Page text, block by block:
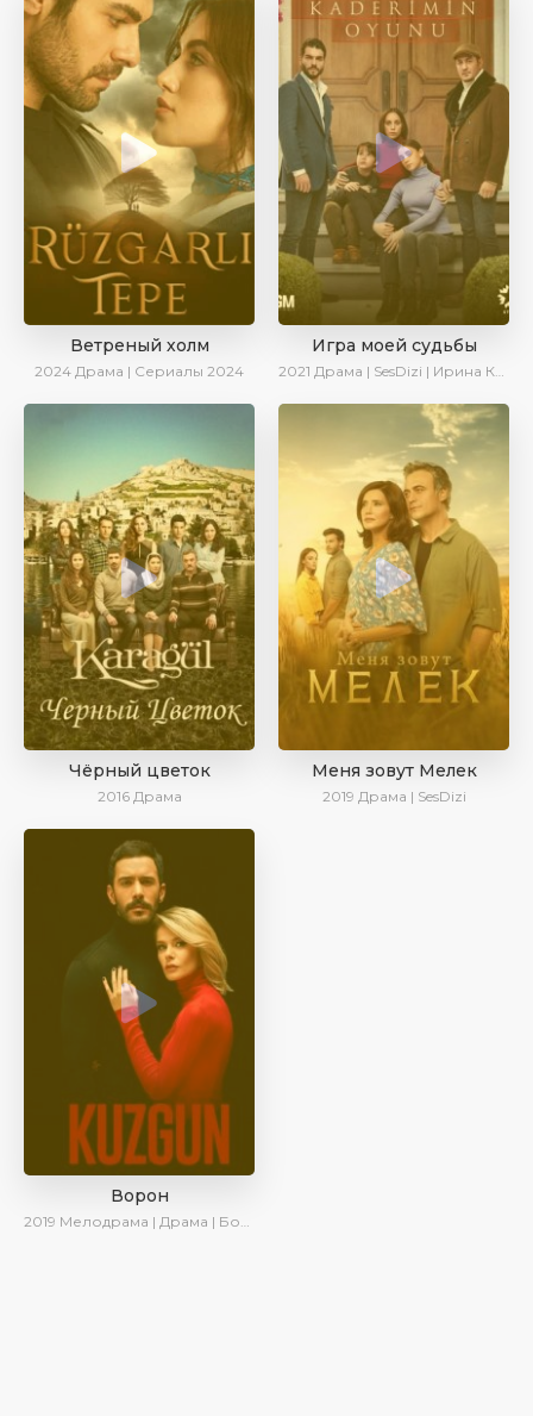
Ветреный холм
2024 Драма | Сериалы 2024
Игра моей судьбы
2021 Драма | SesDizi | Ирина Котова
Чёрный цветок
2016 Драма
Меня зовут Мелек
2019 Драма | SesDizi
Ворон
2019 Мелодрама | Драма | Боевик | SesDizi | AveTurk